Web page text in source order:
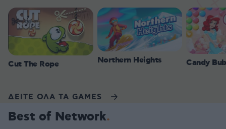
Cut The Rope Northern Heights Candy
ΔΕΙΤΕ ΟΛΑ ΤΑ GAMES
Best of Network